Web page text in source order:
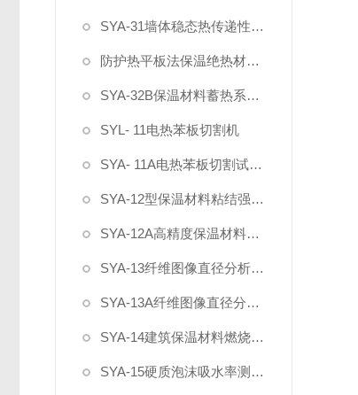
SYA-31墙体稳态热传递性质测定仪
防护热平板法保温绝热材料导热系数测试仪
SYA-32B保温材料蓄热系数测试仪
SYL- 11电热苯板切割机
SYA- 11A电热苯板切割试验机
SYA-12型保温材料粘结强度检测仪
SYA-12A高精度保温材料粘结强度检测仪
SYA-13纤维图像直径分析测定仪
SYA-13A纤维图像直径分析测定仪（0.01μm）
SYA-14建筑保温材料燃烧性能检测装置
SYA-15硬质泡沫吸水率测定仪